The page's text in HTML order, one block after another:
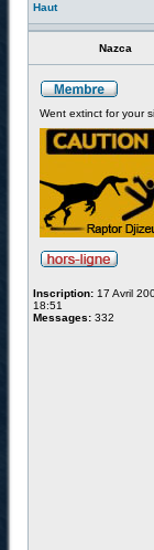
Haut
Nazca
Went extinct for your
Inscription: 17 Avril
18:51
Messages: 332